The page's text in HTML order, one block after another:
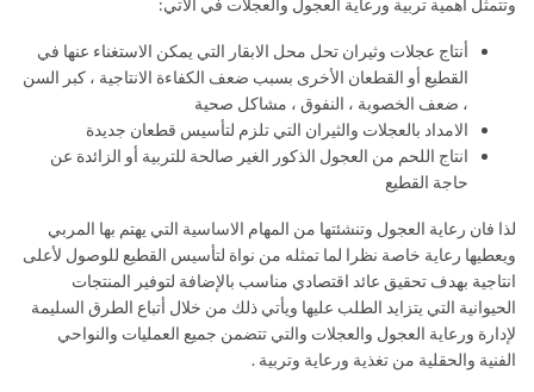
أنتاج عجلات وثيران تحل محل الابقار التي يمكن الاستغناء عنها في
القطيع أو القطعان الأخرى بسبب ضعف الكفاءة الانتاجية ، كبر السن
، ضعف الخصوبة ، النفوق ، مشاكل صحية
الامداد بالعجلات والثيران التي تلزم لتأسيس قطعان جديدة
انتاج اللحم من العجول الذكور الغير صالحة للتربية أو الزائدة عن
حاجة القطيع
لذا فان رعاية العجول وتنشئتها من المهام الاساسية التي يهتم بها المربي
ويعطيها رعاية خاصة نظرا لما تمثله من نواة لتأسيس القطيع للوصول لأعلى
انتاجية بهدف تحقيق عائد اقتصادي مناسب بالإضافة لتوفير المنتجات
الحيوانية التي يتزايد الطلب عليها ويأتي ذلك من خلال أتباع الطرق السليمة
لإدارة ورعاية العجول والعجلات والتي تتضمن جميع العمليات والنواحي
الفنية والحقلية من تغذية ورعاية وتربية .